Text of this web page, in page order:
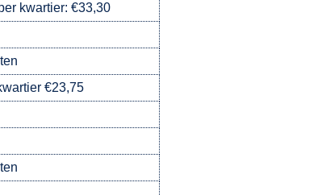
kwartier: €33,30
€23,75